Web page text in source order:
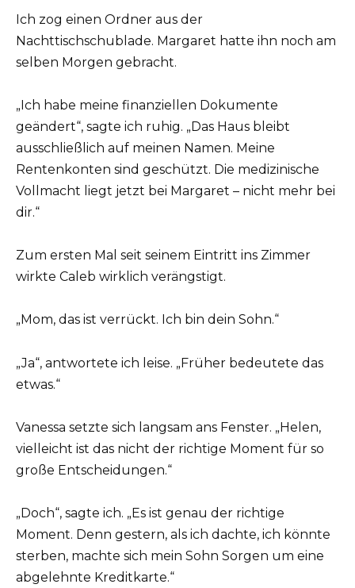
Ich zog einen Ordner aus der
Nachttischschublade. Margaret hatte ihn noch am
selben Morgen gebracht.
„Ich habe meine finanziellen Dokumente
geändert“, sagte ich ruhig. „Das Haus bleibt
ausschließlich auf meinen Namen. Meine
Rentenkonten sind geschützt. Die medizinische
Vollmacht liegt jetzt bei Margaret – nicht mehr bei
dir.“
Zum ersten Mal seit seinem Eintritt ins Zimmer
wirkte Caleb wirklich verängstigt.
„Mom, das ist verrückt. Ich bin dein Sohn.“
„Ja“, antwortete ich leise. „Früher bedeutete das
etwas.“
Vanessa setzte sich langsam ans Fenster. „Helen,
vielleicht ist das nicht der richtige Moment für so
große Entscheidungen.“
„Doch“, sagte ich. „Es ist genau der richtige
Moment. Denn gestern, als ich dachte, ich könnte
sterben, machte sich mein Sohn Sorgen um eine
abgelehnte Kreditkarte.“